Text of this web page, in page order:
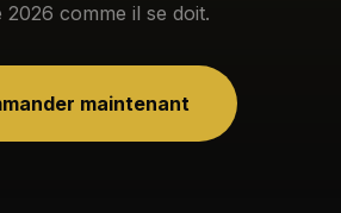
2026 comme il se doit.
maintenant